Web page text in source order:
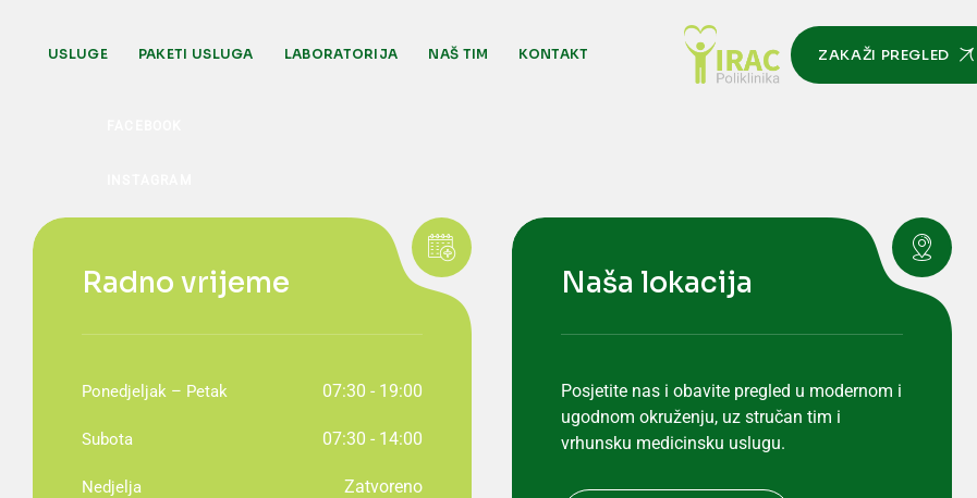
USLUGE PAKETI USLUGA LABORATORIJA NAŠ TIM KONTAKT ZAKAŽI PREGLED
Radno vrijeme
Ponedjeljak – Petak 07:30 - 19:00
Subota 07:30 - 14:00
Nedjelja Zatvoreno
Naša lokacija
Posjetite nas i obavite pregled u modernom i
ugodnom okruženju, uz stručan tim i
vrhunsku medicinsku uslugu.